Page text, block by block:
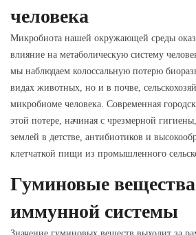
человека
Микробиота нашей окружающей среды
влияние на метаболическую систему
мы наблюдаем колоссальную потерю
видах животных, но и в почве,
микробиоме человека. Современная
этой потере, начиная с чрезмерной
землей в детстве, антибиотиков и
клетчаткой пищи из промышленного
Гуминовые
иммунной системы